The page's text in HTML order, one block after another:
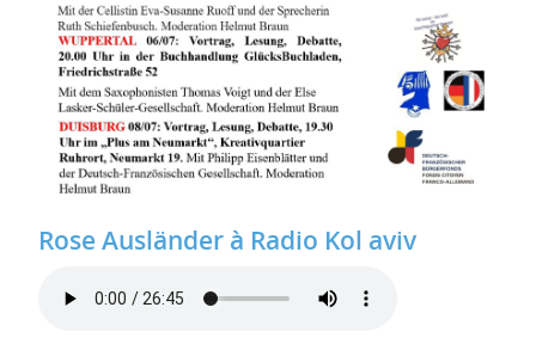
Rose Ausländer à Radio Kol aviv